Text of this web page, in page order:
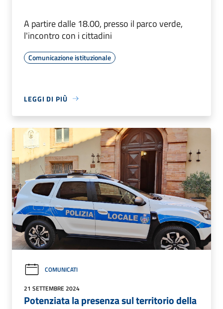
A partire dalle 18.00, presso il parco verde,
l'incontro con i cittadini
Comunicazione istituzionale
LEGGI DI PIÙ
COMUNICATI
21 SETTEMBRE 2024
Potenziata la presenza sul territorio della